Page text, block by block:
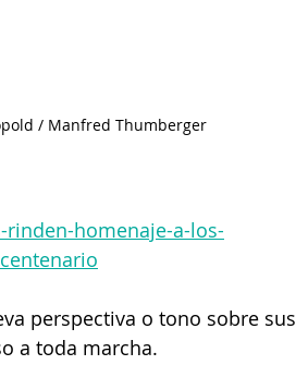
/ Manfred Thumberger
homenaje-a-los-
perspectiva o tono sobre sus
a toda marcha.